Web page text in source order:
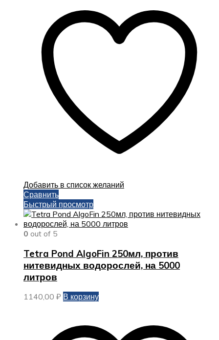
Добавить в список желаний
Сравнить
Быстрый просмотр
0 out of 5
Tetra Pond AlgoFin 250мл, против
нитевидных водорослей, на 5000
литров
1140,00 ₽ В корзину